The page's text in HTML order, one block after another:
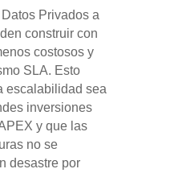
Privados a
construir con
costosos y
SLA. Esto
escalabilidad sea
inversiones
y que las
no se
desastre por